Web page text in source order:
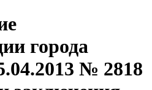
города
№ 2818